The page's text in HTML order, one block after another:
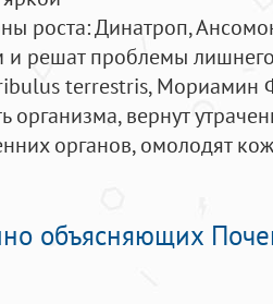
роста: Динатроп,
и решат проблемы
terrestris, Мориамин
организма, вернут
органов, омолодят
объясняющих